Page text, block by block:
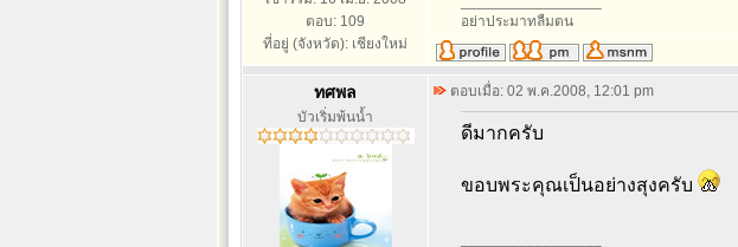
ตอบ: 109
ที่อยู่ (จังหวัด): เชียงใหม่
อย่าประมาทลืมตน
ทศพล
บัวเริ่มพ้นน้ำ
ตอบเมื่อ: 02 พ.ค.2008, 12:01 pm
ดีมากครับ
ขอบพระคุณเป็นอย่างสุงครับ